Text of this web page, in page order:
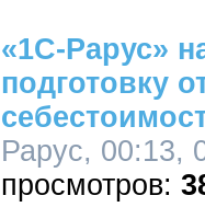
«1С-Рарус»
подготовку
Рарус, 00:13,